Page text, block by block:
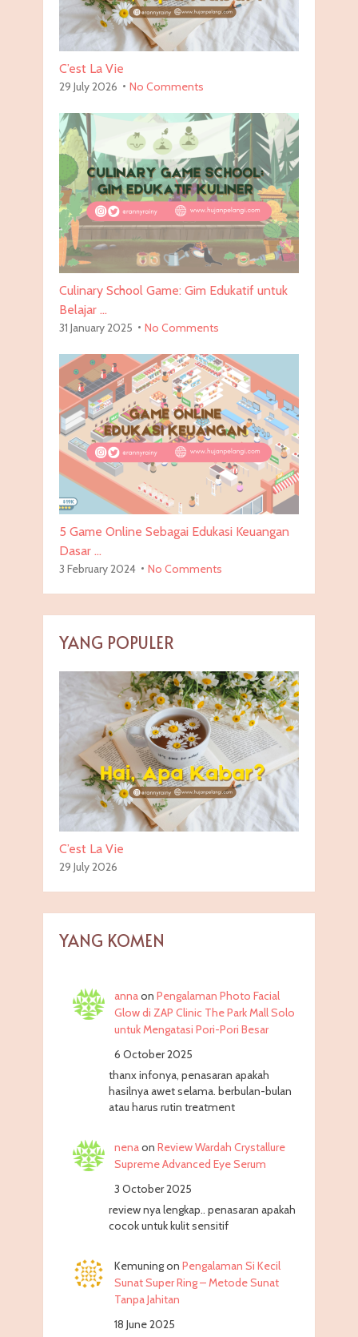
C’est La Vie
29 July 2026 No Comments
Culinary School Game: Gim Edukatif untuk
Belajar …
31 January 2025 No Comments
5 Game Online Sebagai Edukasi Keuangan
Dasar …
3 February 2024 No Comments
YANG POPULER
C’est La Vie
29 July 2026
YANG KOMEN
annaon Pengalaman Photo Facial
Glow di ZAP Clinic The Park Mall Solo
untuk Mengatasi Pori-Pori Besar
6 October 2025
thanx infonya, penasaran apakah
hasilnya awet selama. berbulan-bulan
atau harus rutin treatment
nenaon Review Wardah Crystallure
Supreme Advanced Eye Serum
3 October 2025
review nya lengkap.. penasaran apakah
cocok untuk kulit sensitif
Kemuningon Pengalaman Si Kecil
Sunat Super Ring – Metode Sunat
Tanpa Jahitan
18 June 2025